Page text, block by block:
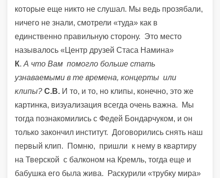
которые еще никто не слушал. Мы ведь прозябали,
ничего не знали, смотрели «туда» как в
единственно правильную сторону. Это место
называлось «Центр друзей Стаса Намина»
К. А что Вам помогло больше стать
узнаваемыми в те времена, концерты или
клипы? С.В. И то, и то, но клипы, конечно, это же
картинка, визуализация всегда очень важна.
Мы
тогда познакомились с Федей Бондарчуком, и он
только закончил институт. Договорились снять наш
первый клип. Помню, пришли к нему в квартиру
на Тверской с балконом на Кремль, тогда еще и
бабушка его была жива. Раскурили «трубку мира»